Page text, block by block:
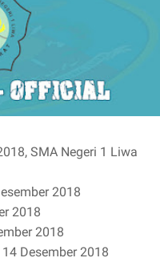
SMA Negeri 1 Liwa
2018
2018
2018
Desember 2018